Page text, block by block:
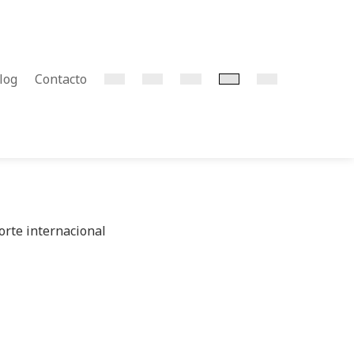
Contacto
internacional